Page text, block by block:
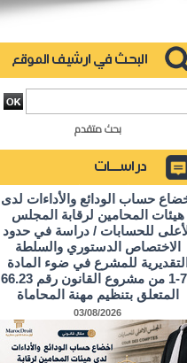
بحث متقدم
حساب الودائع والأداءات لدى
هيئات المحامين لرقابة المجلس
للحسابات / دراسة في حدود
الاختصاص الدستوري والسلطة
التقديرية للمشرع في ضوء المادة
75-1 من مشروع القانون رقم 66.23
المتعلق بتنظيم مهنة المحاماة
03/08/2026